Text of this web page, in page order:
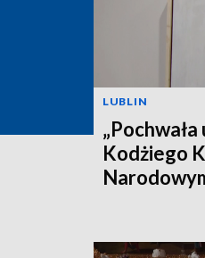
LUBLIN
Kodżiego